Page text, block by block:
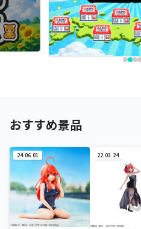
おすすめ景品
24.06.01 22.03.24